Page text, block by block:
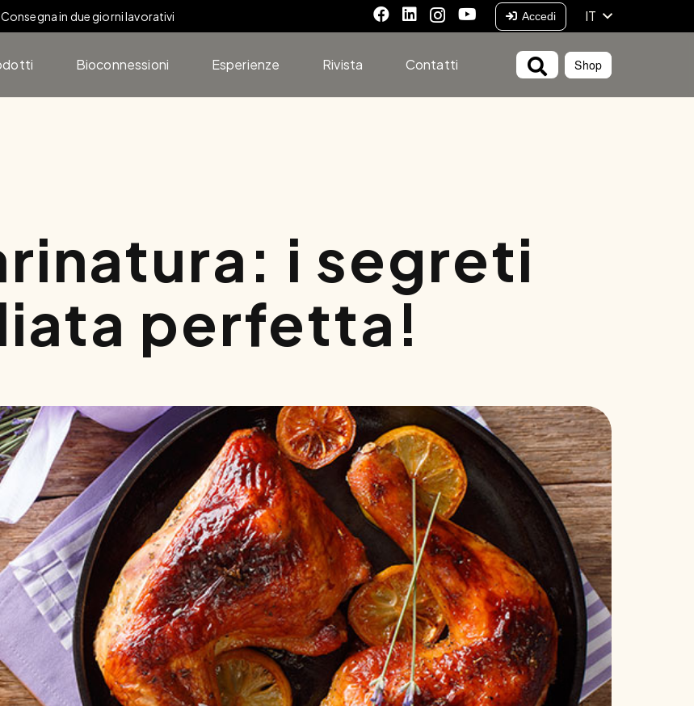
Consegna in due giorni lavorativi Accedi IT
Bioconnessioni Esperienze Rivista Contatti Shop
i segreti
perfetta!